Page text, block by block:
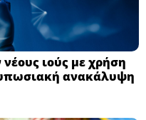
ιούς με χρήση
ανακάλυψη